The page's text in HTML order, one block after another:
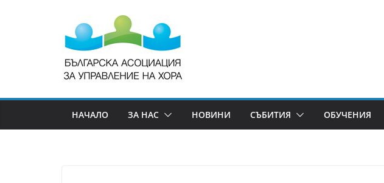
НАЧАЛО ЗА НАС НОВИНИ СЪБИТИЯ ОБУЧЕНИЯ